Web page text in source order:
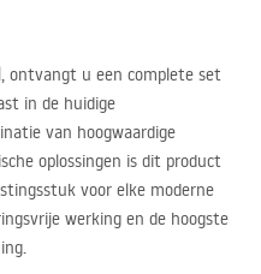
, ontvangt u een complete set
in de huidige
van hoogwaardige
oplossingen is dit product
voor elke moderne
werking en de hoogste